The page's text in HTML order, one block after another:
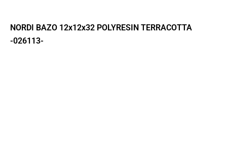
NORDI ΒΑΖΟ 12x12x32 POLYRESIN TERRACOTTA
-026113-